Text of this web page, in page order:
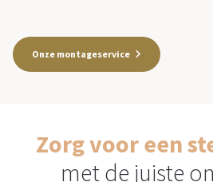
Onze montageservice
Zorg voor een
met de juiste